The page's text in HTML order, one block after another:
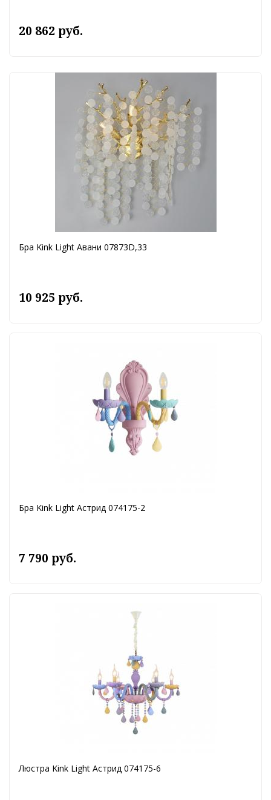
20 862 руб.
Бра Kink Light Авани 07873D,33
10 925 руб.
Бра Kink Light Астрид 074175-2
7 790 руб.
Люстра Kink Light Астрид 074175-6